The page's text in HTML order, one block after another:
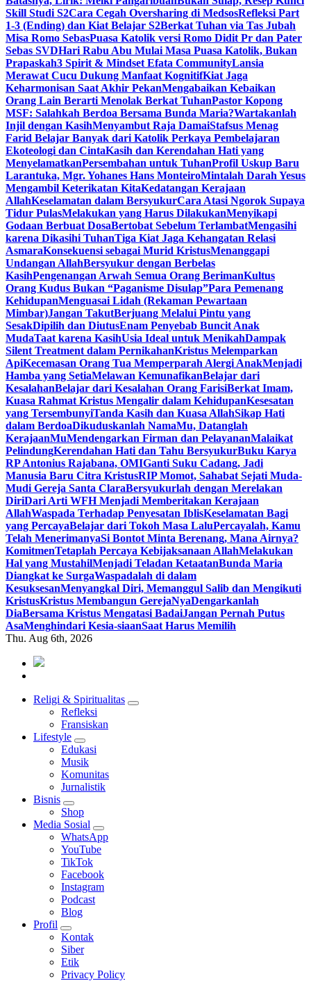
Skill Studi S2Cara Cegah Oversharing di MedsosRefleksi Part
1-3 (Ending) dan Kiat Belajar S2Berkat Tuhan via Tas Jubah
Misa Romo SebasPuasa Katolik versi Romo Didit Pr dan Pater
Sebas SVDHari Rabu Abu Mulai Masa Puasa Katolik, Bukan
Prapaskah3 Spirit & Mindset Efata CommunityLansia
Merawat Cucu Dukung Manfaat KognitifKiat Jaga
Keharmonisan Saat Akhir PekanMengabaikan Kebaikan
Orang Lain Berarti Menolak Berkat TuhanPastor Kopong
MSF: Salahkah Berdoa Bersama Bunda Maria?Wartakanlah
Injil dengan KasihMenyambut Raja DamaiStafsus Menag
Farid Belajar Banyak dari Katolik Perkaya Pembelajaran
Ekoteologi dan CintaKasih dan Kerendahan Hati yang
MenyelamatkanPersembahan untuk TuhanProfil Uskup Baru
Larantuka, Mgr. Yohanes Hans MonteiroMintalah Darah Yesus
Mengambil Keterikatan KitaKedatangan Kerajaan
AllahKeselamatan dalam BersyukurCara Atasi Ngorok Supaya
Tidur PulasMelakukan yang Harus DilakukanMenyikapi
Godaan Berbuat DosaBertobat Sebelum TerlambatMengasihi
karena Dikasihi TuhanTiga Kiat Jaga Kehangatan Relasi
AsmaraKonsekuensi sebagai Murid KristusMenanggapi
Undangan AllahBersyukur dengan Berbelas
KasihPengenangan Arwah Semua Orang BerimanKultus
Orang Kudus Bukan “Paganisme Disulap”Para Pemenang
KehidupanMenguasai Lidah (Rekaman Pewartaan
Mimbar)Jangan TakutBerjuang Melalui Pintu yang
SesakDipilih dan DiutusEnam Penyebab Buncit Anak
MudaTaat karena KasihUsia Ideal untuk MenikahDampak
Silent Treatment dalam PernikahanKristus Melemparkan
ApiKecemasan Orang Tua Memperparah Alergi AnakMenjadi
Hamba yang SetiaMelawan KemunafikanBelajar dari
KesalahanBelajar dari Kesalahan Orang FarisiBerkat Imam,
Kuasa Rahmat Kristus Mengalir dalam KehidupanKesesatan
yang TersembunyiTanda Kasih dan Kuasa AllahSikap Hati
dalam BerdoaDikuduskanlah NamaMu, Datanglah
KerajaanMuMendengarkan Firman dan PelayananMalaikat
PelindungKerendahan Hati dan Tahu BersyukurBuku Karya
RP Antonius Rajabana, OMIGanti Suku Cadang, Jadi
Manusia Baru Citra KristusRIP Momot, Sahabat Sejati Muda-
Mudi Gereja Santa ClaraBersyukurlah dengan Merelakan
DiriDari Arti WFH Menjadi Memberitakan Kerajaan
AllahWaspada Terhadap Penyesatan IblisKeselamatan Bagi
yang PercayaBelajar dari Tokoh Masa LaluPercayalah, Kamu
Telah MenerimanyaSi Bontot Minta Berenang, Mana Airnya?
KomitmenTetaplah Percaya Kebijaksanaan AllahMelakukan
Hal yang MustahilMenjadi Teladan KetaatanBunda Maria
Diangkat ke SurgaWaspadalah di dalam
KesuksesanMenyangkal Diri, Memanggul Salib dan Mengikuti
KristusKristus Membangun GerejaNyaDengarkanlah
DiaBersama Kristus Mengatasi BadaiJangan Pernah Putus
AsaMenghindari Kesia-siaanSaat Harus Memilih
Thu. Aug 6th, 2026
HATI YANG BERTELINGA
Mendengar dengan Cinta
Religi & Spiritualitas
Refleksi
Fransiskan
Lifestyle
Edukasi
Musik
Komunitas
Jurnalistik
Bisnis
Shop
Media Sosial
WhatsApp
YouTube
TikTok
Facebook
Instagram
Podcast
Blog
Profil
Kontak
Siber
Etik
Privacy Policy